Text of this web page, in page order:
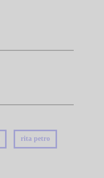
rita petro